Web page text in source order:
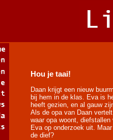
Hou je taai!
Daan krijgt een nieuw
bij hem in de klas. Eva is
heeft gezien, en al gauw
Als de opa van Daan
waar opa woont, diefstallen
Eva op onderzoek uit.
de dief?